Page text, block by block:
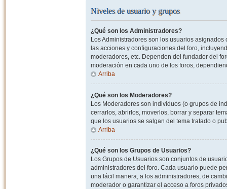
Niveles de usuario y grupos
¿Qué son los Administradores?
Los Administradores son los usuarios
las acciones y configuraciones del foro,
moderadores, etc. Dependen del fundador del
moderación en cada uno de los foros,
Arriba
¿Qué son los Moderadores?
Los Moderadores son individuos (o grupos de
cerrarlos, abrirlos, moverlos, borrar y separar
que los usuarios se salgan del tema tratado o
Arriba
¿Qué son los Grupos de Usuarios?
Los Grupos de Usuarios son conjuntos de
administradores del foro. Cada usuario puede
una fácil manera, a los administradores, de
moderador o garantizar el acceso a foros